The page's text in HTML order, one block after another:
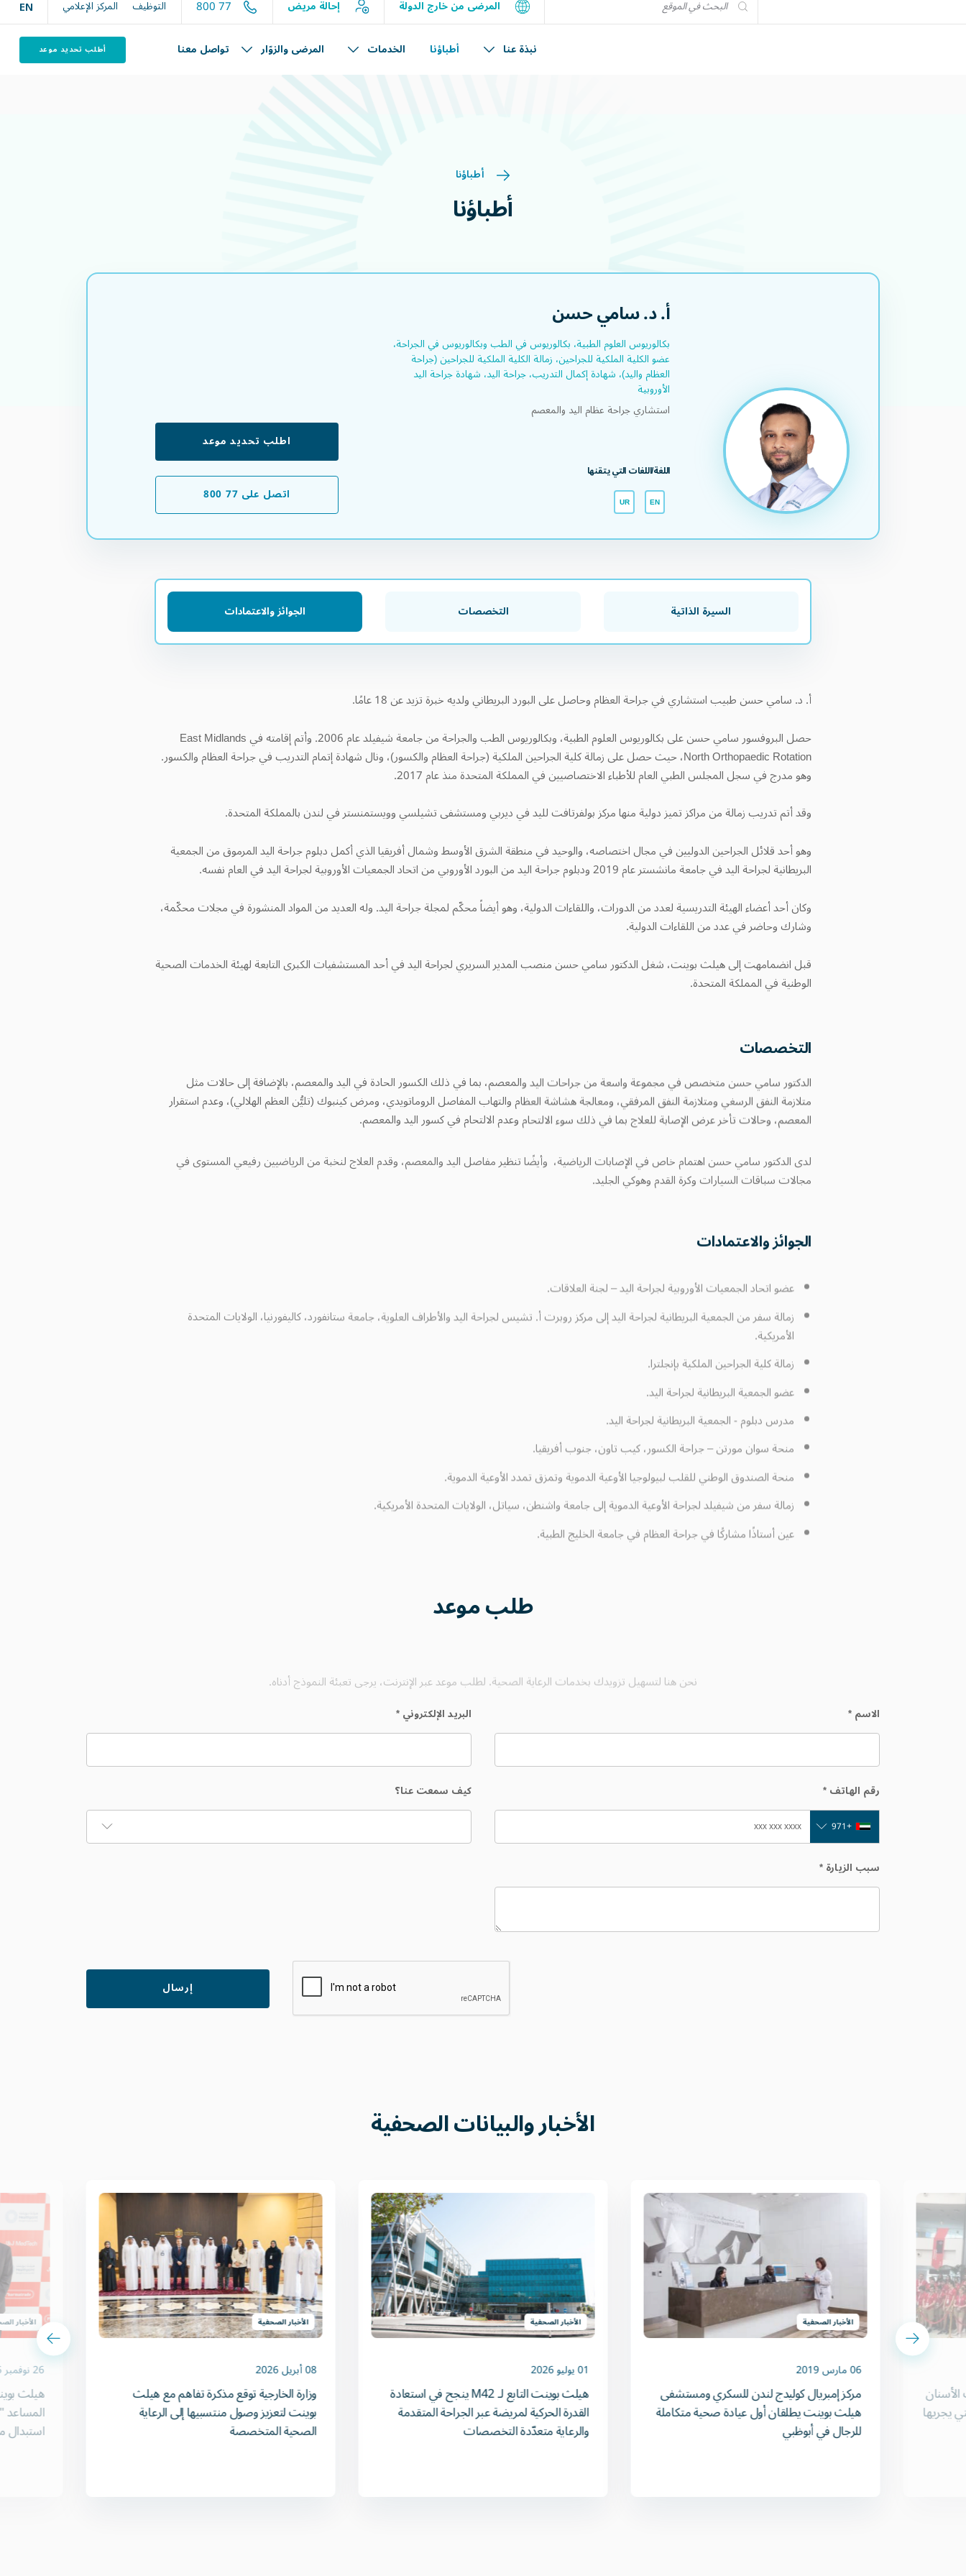
تعمل منشأتنا بكامل طاقتها التشغيلية. نواصل التزامنا بتقديم رعاية صحية آمنة وموثوقة، لضمان سلامتكم وصحتكم دون انقطاع.
المرضى من خارج الدولة إحالة مريض 800 77 المركز الإعلامي
المرضى والزوّار
أطباؤنا
أطباؤنا
أ. د. سامي حسن
بكالوريوس العلوم الطبية، بكالوريوس في الطب وبكالوريوس في الجراحة،
عضو الكلية الملكية للجراحين، زمالة الكلية الملكية للجراحين (جراحة
العظام واليد)، شهادة إكمال التدريب، جراحة اليد، شهادة جراحة اليد
الأوروبية
استشاري جراحة عظام اليد والمعصم
اللغة/اللغات التي يتقنها
EN
UR
اطلب تحديد موعد
اتصل على 77 800
السيرة الذاتية التخصصات الجوائز والاعتمادات
أ. د. سامي حسن طبيب استشاري في جراحة العظام وحاصل على البورد البريطاني ولديه خبرة تزيد عن 18 عامًا.
حصل البروفسور سامي حسن على بكالوريوس العلوم الطبية، وبكالوريوس الطب والجراحة من جامعة شيفيلد عام 2006. وأتم إقامته في East Midlands
North Orthopaedic Rotation، حيث حصل على زمالة كلية الجراحين الملكية (جراحة العظام والكسور)، ونال شهادة إتمام التدريب في جراحة العظام والكسور.
وهو مدرج في سجل المجلس الطبي العام للأطباء الاختصاصيين في المملكة المتحدة منذ عام 2017.
وقد أتم تدريب زمالة من مراكز تميز دولية منها مركز بولفرتافت لليد في ديربي ومستشفى تشيلسي وويستمنستر في لندن بالمملكة المتحدة.
وهو أحد قلائل الجراحين الدوليين في مجال اختصاصه، والوحيد في منطقة الشرق الأوسط وشمال أفريقيا الذي أكمل دبلوم جراحة اليد المرموق من الجمعية
البريطانية لجراحة اليد في جامعة مانشستر عام 2019 ودبلوم جراحة اليد من البورد الأوروبي من اتحاد الجمعيات الأوروبية لجراحة اليد في العام نفسه.
وكان أحد أعضاء الهيئة التدريسية لعدد من الدورات، واللقاءات الدولية، وهو أيضاً محكّم لمجلة جراحة اليد. وله العديد من المواد المنشورة في مجلات محكّمة،
وشارك وحاضر في عدد من اللقاءات الدولية.
قبل انضمامهت إلى هيلث بوينت، شغل الدكتور سامي حسن منصب المدير السريري لجراحة اليد في أحد المستشفيات الكبرى التابعة لهيئة الخدمات الصحية
الوطنية في المملكة المتحدة.
التخصصات
الدكتور سامي حسن متخصص في مجموعة واسعة من جراحات اليد والمعصم، بما في ذلك الكسور الحادة في اليد والمعصم، بالإضافة إلى حالات مثل
متلازمة النفق الرسغي ومتلازمة النفق المرفقي، ومعالجة هشاشة العظام والتهاب المفاصل الروماتويدي، ومرض كينبوك (تليُّن العظم الهلالي)، وعدم استقرار
المعصم، وحالات تأخر عرض الإصابة للعلاج بما في ذلك سوء الالتحام وعدم الالتحام في كسور اليد والمعصم.
لدى الدكتور سامي حسن اهتمام خاص في الإصابات الرياضية، وأيضًا تنظير مفاصل اليد والمعصم، وقدم العلاج لنخبة من الرياضيين رفيعي المستوى في
مجالات سباقات السيارات وكرة القدم وهوكي الجليد.
الجوائز والاعتمادات
زمالة سفر من الجمعية البريطانية لجراحة اليد إلى مركز روبرت أ. تشيس لجراحة اليد والأطراف العلوية، جامعة ستانفورد، كاليفورنيا، الولايات المتحدة
الأمريكية.
منحة سوان مورتن – جراحة الكسور، كيب تاون، جنوب أفريقيا.
زمالة سفر من شيفيلد لجراحة الأوعية الدموية إلى جامعة واشنطن، سياتل، الولايات المتحدة الأمريكية.
عين أستاذًا مشاركًا في جراحة العظام في جامعة الخليج الطبية.
طلبموعد
الاسم* البريد الإلكتروني*
رقم الهاتف*
+971
كيف سمعت عنا؟
سبب الزيارة*
الأخباروالبياناتالصحفية
الأخبار الصحفية
01 يوليو 2026
هيلث بوينت التابع لـ M42 ينجح في استعادة
القدرة الحركية لمريضة عبر الجراحة المتقدمة
والرعاية متعدّدة التخصصات
الأخبار الصحفية
08 أبريل 2026
وزارة الخارجية توقع مذكرة تفاهم مع هيلث
بوينت لتعزيز وصول منتسبيها إلى الرعاية
الصحية المتخصصة
الأخبار
26 نوفمبر 2025
المساعد
استبدال
الأسنان
يجريها
الأخبار الصحفية
06 مارس 2019
مركز إمبريال كوليدج لندن للسكري ومستشفى
هيلث بوينت يطلقان أول عيادة صحية متكاملة
للرجال في أبوظبي